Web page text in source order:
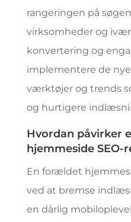
rangeringen på
virksomheder og
konvertering og
implementere de
værktøjer og trends
og hurtigere
Hvordan påvirker
hjemmeside SEO-
En forældet
ved at bremse
en dårlig